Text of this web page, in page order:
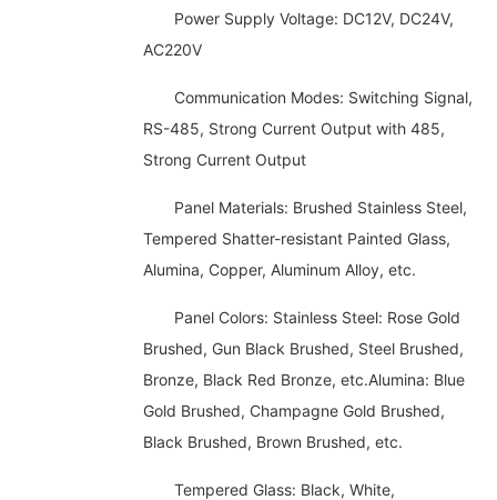
Power Supply Voltage: DC12V, DC24V,
AC220V
Communication Modes: Switching Signal,
RS-485, Strong Current Output with 485,
Strong Current Output
Panel Materials: Brushed Stainless Steel,
Tempered Shatter-resistant Painted Glass,
Alumina, Copper, Aluminum Alloy, etc.
Panel Colors: Stainless Steel: Rose Gold
Brushed, Gun Black Brushed, Steel Brushed,
Bronze, Black Red Bronze, etc.Alumina: Blue
Gold Brushed, Champagne Gold Brushed,
Black Brushed, Brown Brushed, etc.
Tempered Glass: Black, White,